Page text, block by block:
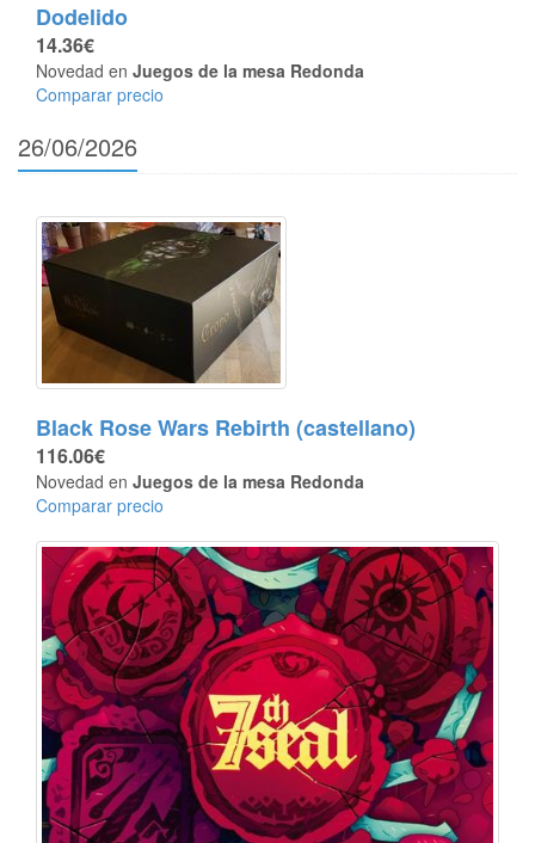
Dodelido
14.36€
Novedad en Juegos de la mesa Redonda
Comparar precio
26/06/2026
Black Rose Wars Rebirth (castellano)
116.06€
Novedad en Juegos de la mesa Redonda
Comparar precio